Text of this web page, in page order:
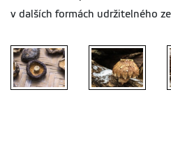
v dalších formách udržitelného